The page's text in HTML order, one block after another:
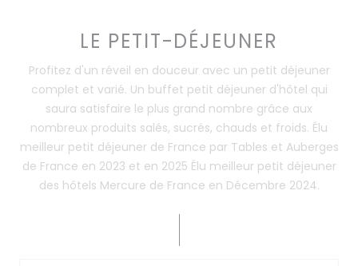
LE PETIT-DÉJEUNER
Profitez d'un réveil en douceur avec un petit déjeuner
complet et varié. Un buffet petit déjeuner d'hôtel qui
saura satisfaire le plus grand nombre grâce aux
nombreux produits salés, sucrés, chauds et froids. Élu
meilleur petit déjeuner de France par Tables et Auberges
de France en 2023 et en 2025 Élu meilleur petit déjeuner
des hôtels Mercure de France en Décembre 2024.